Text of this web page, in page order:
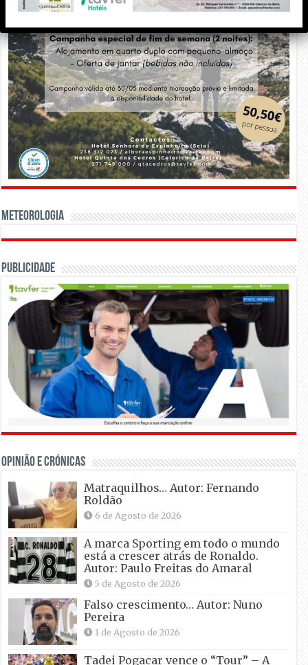
Meteorologia
Publicidade
OPINIÃO E CRÓNICAS
Matraquilhos… Autor: Fernando
Roldão
6 de Agosto de 2026
A marca Sporting em todo o mundo
está a crescer atrás de Ronaldo.
Autor: Paulo Freitas do Amaral
5 de Agosto de 2026
Falso crescimento… Autor: Nuno
Pereira
1 de Agosto de 2026
Tadei Pogacar vence o “Tour” – A